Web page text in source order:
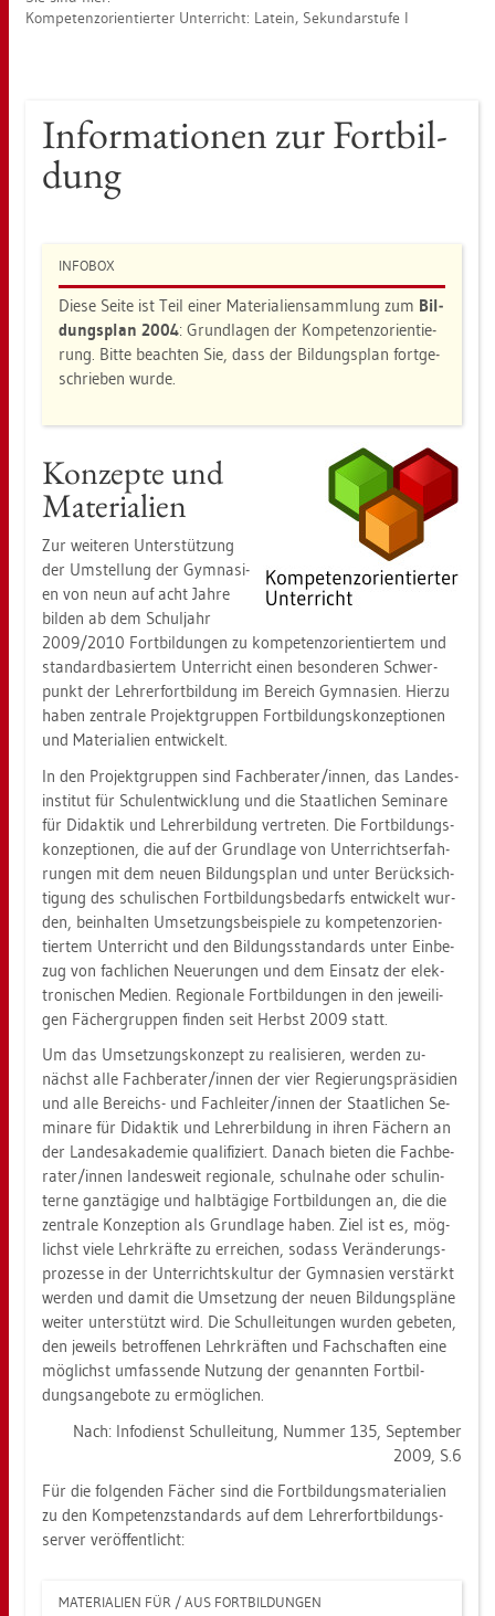
Kom­pe­tenz­ori­en­tier­ter Un­ter­richt: La­tein, Se­kun­dar­stu­fe I
In­for­ma­tio­nen zur Fort­bil­
dung
IN­FO­BOX
Diese Seite ist Teil einer Ma­te­ria­li­en­samm­lung zum Bil­
dungs­plan 2004: Grund­la­gen der Kom­pe­tenz­ori­en­tie­
rung. Bitte be­ach­ten Sie, dass der Bil­dungs­plan fort­ge­
schrie­ben wurde.
Kon­zep­te und
Ma­te­ria­li­en
Zur wei­te­ren Un­ter­stüt­zung
der Um­stel­lung der Gym­na­si­
en von neun auf acht Jahre
bil­den ab dem Schul­jahr
2009/2010 Fort­bil­dun­gen zu kom­pe­tenz­ori­en­tier­tem und
stan­dard­ba­sier­tem Un­ter­richt einen be­son­de­ren Schwer­
punkt der Leh­rer­fort­bil­dung im Be­reich Gym­na­si­en. Hier­zu
haben zen­tra­le Pro­jekt­grup­pen Fort­bil­dungs­kon­zep­tio­nen
und Ma­te­ria­li­en ent­wi­ckelt.
In den Pro­jekt­grup­pen sind Fach­be­ra­ter/innen, das Lan­des­
in­sti­tut für Schul­ent­wick­lung und die Staat­li­chen Se­mi­na­re
für Di­dak­tik und Leh­rer­bil­dung ver­tre­ten. Die Fort­bil­dungs­
kon­zep­tio­nen, die auf der Grund­la­ge von Un­ter­richts­er­fah­
run­gen mit dem neuen Bil­dungs­plan und unter Be­rück­sich­
ti­gung des schu­li­schen Fort­bil­dungs­be­darfs ent­wi­ckelt wur­
den, be­inhal­ten Um­set­zungs­bei­spie­le zu kom­pe­tenz­ori­en­
tier­tem Un­ter­richt und den Bil­dungs­stan­dards unter Ein­be­
zug von fach­li­chen Neue­run­gen und dem Ein­satz der elek­
tro­ni­schen Me­di­en. Re­gio­na­le Fort­bil­dun­gen in den je­wei­li­
gen Fä­cher­grup­pen fin­den seit Herbst 2009 statt.
Um das Um­set­zungs­kon­zept zu rea­li­sie­ren, wer­den zu­
nächst alle Fach­be­ra­ter/innen der vier Re­gie­rungs­prä­si­di­en
und alle Be­reichs- und Fach­lei­ter/innen der Staat­li­chen Se­
mi­na­re für Di­dak­tik und Leh­rer­bil­dung in ihren Fä­chern an
der Lan­des­aka­de­mie qua­li­fi­ziert. Da­nach bie­ten die Fach­be­
ra­ter/innen lan­des­weit re­gio­na­le, schul­na­he oder schul­in­
ter­ne ganz­tä­gi­ge und halb­tä­gi­ge Fort­bil­dun­gen an, die die
zen­tra­le Kon­zep­ti­on als Grund­la­ge haben. Ziel ist es, mög­
lichst viele Lehr­kräf­te zu er­rei­chen, so­dass Ver­än­de­rungs­
pro­zes­se in der Un­ter­richts­kul­tur der Gym­na­si­en ver­stärkt
wer­den und damit die Um­set­zung der neuen Bil­dungs­plä­ne
wei­ter un­ter­stützt wird. Die Schul­lei­tun­gen wur­den ge­be­ten,
den je­weils be­trof­fe­nen Lehr­kräf­ten und Fach­schaf­ten eine
mög­lichst um­fas­sen­de Nut­zung der ge­nann­ten Fort­bil­
dungs­an­ge­bo­te zu er­mög­li­chen.
Nach: In­fo­dienst Schul­lei­tung, Num­mer 135, Sep­tem­ber
2009, S.6
Für die fol­gen­den Fä­cher sind die Fort­bil­dungs­ma­te­ria­li­en
zu den Kom­pe­tenz­stan­dards auf dem Leh­rer­fort­bil­dungs­
ser­ver ver­öf­fent­licht:
MA­TE­RIA­LI­EN FÜR / AUS FORT­BIL­DUN­GEN